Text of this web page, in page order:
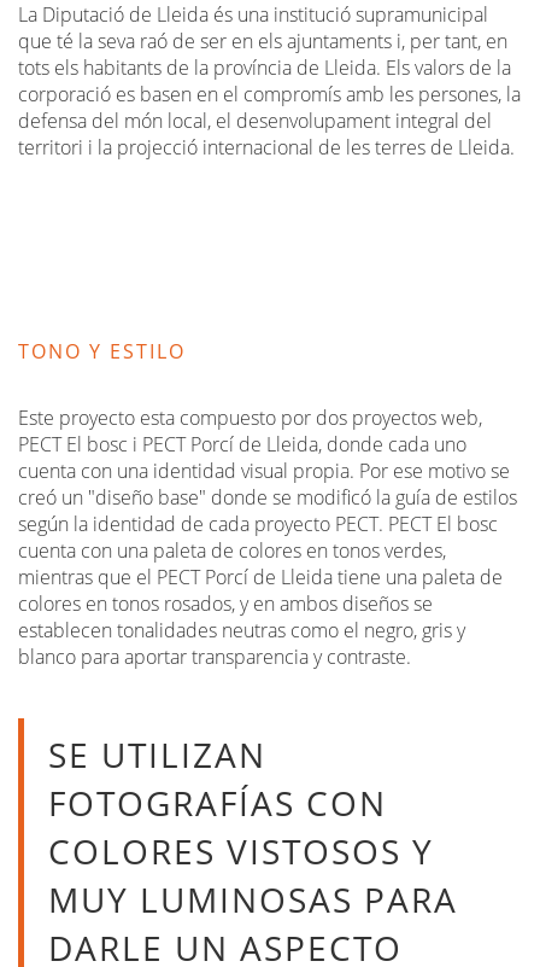
La Diputació de Lleida és una institució supramunicipal
que té la seva raó de ser en els ajuntaments i, per tant, en
tots els habitants de la província de Lleida. Els valors de la
corporació es basen en el compromís amb les persones, la
defensa del món local, el desenvolupament integral del
territori i la projecció internacional de les terres de Lleida.
TONO Y ESTILO
Este proyecto esta compuesto por dos proyectos web,
PECT El bosc i PECT Porcí de Lleida, donde cada uno
cuenta con una identidad visual propia. Por ese motivo se
creó un "diseño base" donde se modificó la guía de estilos
según la identidad de cada proyecto PECT. PECT El bosc
cuenta con una paleta de colores en tonos verdes,
mientras que el PECT Porcí de Lleida tiene una paleta de
colores en tonos rosados, y en ambos diseños se
establecen tonalidades neutras como el negro, gris y
blanco para aportar transparencia y contraste.
SE UTILIZAN
FOTOGRAFÍAS CON
COLORES VISTOSOS Y
MUY LUMINOSAS PARA
DARLE UN ASPECTO